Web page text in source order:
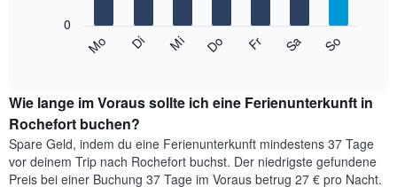
den
durchschnittlichen
Preis
eines
Zimmers
für
Mo Di Mi Do Fr Sa So
0
Wie lange im Voraus sollte ich eine Ferienunterkunft in
Rochefort buchen?
Spare Geld, indem du eine Ferienunterkunft mindestens 37 Tage
vor deinem Trip nach Rochefort buchst. Der niedrigste gefundene
Preis bei einer Buchung 37 Tage im Voraus betrug 27 € pro Nacht.